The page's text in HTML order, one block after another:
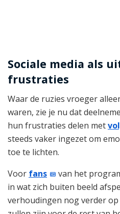
Sociale media als
frustraties
Waar de ruzies vroeger
waren, zie je nu dat
hun frustraties delen met
steeds vaker ingezet om
toe te lichten.
Voor fans
van het
in wat zich buiten beeld
verhoudingen nog verder